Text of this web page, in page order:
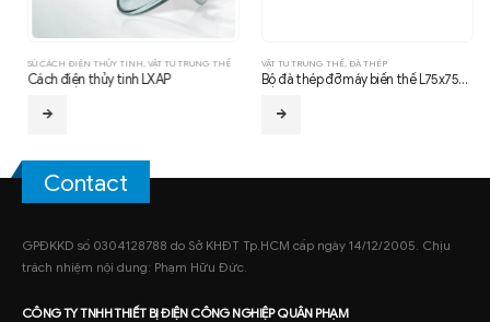
SỨ CÁCH ĐIỆN THỦY TINH,VẬT TƯ TRUNG THẾ
Cách điện thủy tinh LXAP
VẬT TƯ TRUNG THẾ ,ĐÀ THÉP
Bộ đà thép đỡ máy biến thế L75x75x8x0.8m
Contact
GPĐKKD số 0304128788 do Sở KHĐT Tp.HCM cấp ngày 14/12/2005. Chịu
trách nhiệm nội dung: Phạm Hữu Đức.
CÔNG TY TNHHTHIẾT BỊ ĐIỆN CÔNG NGHIỆPQUÂN PHẠM